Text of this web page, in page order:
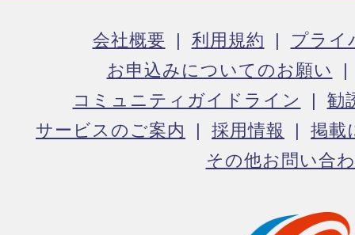
会社概要 利用規約
プライ
お申込みについてのお願い
コミュニティガイドライン
勧
サービスのご案内
採用情報
掲載
その他お問い合